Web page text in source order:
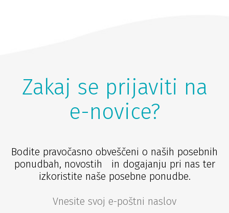
Zakaj se prijaviti na
e-novice?
Bodite pravočasno obveščeni o naših posebnih
ponudbah, novostih in dogajanju pri nas ter
izkoristite naše posebne ponudbe.